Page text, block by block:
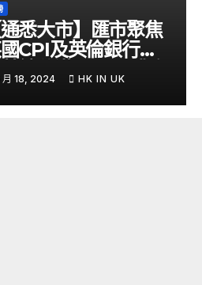
通悉大市】匯市聚焦
CPI及英倫銀行議
鎊兌港元PUT獲資
意 – Now 財經
月 18, 2024 HK IN UK